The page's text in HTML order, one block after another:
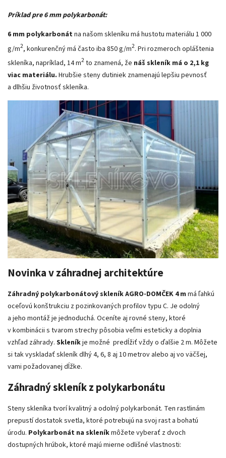
Príklad pre 6 mm polykarbonát:
6 mm polykarbonátna našom skleníku má hustotu materiálu 1 000
g/m2, konkurenčný má často iba 850 g/m2. Pri rozmeroch opláštenia
skleníka, napríklad, 14 m2to znamená, že náš skleník má o 2,1 kg
viac materiálu. Hrubšie steny dutiniek znamenajú lepšiu pevnosť
a dlhšiu životnosť skleníka.
Novinka v záhradnej architektúre
Záhradný polykarbonátovýskleník AGRO-DOMČEK 4 m má ľahkú
oceľovú konštrukciu z pozinkovaných profilov typu C. Je odolný
a jeho montáž je jednoduchá. Oceníte aj rovné steny, ktoré
v kombinácii s tvarom strechy pôsobia veľmi esteticky a doplnia
vzhľad záhrady. Skleníkje možné predĺžiť vždy o ďalšie 2 m. Môžete
si tak vyskladať skleník dlhý 4, 6, 8 aj 10 metrov alebo aj vo väčšej,
vami požadovanej dĺžke.
Záhradný skleník z polykarbonátu
Steny skleníka tvorí kvalitný a odolný polykarbonát. Ten rastlinám
prepustí dostatok svetla, ktoré potrebujú na svoj rast a bohatú
úrodu. Polykarbonát na skleníkmôžete vyberať z dvoch
dostupných hrúbok, ktoré majú mierne odlišné vlastnosti: